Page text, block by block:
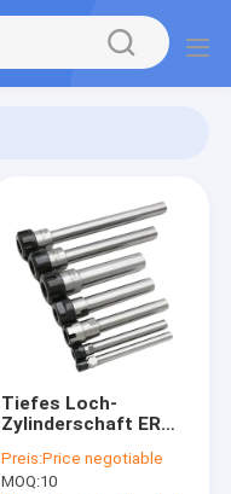
Tiefes Loch-
Zylinderschaft ER
Arbor Alloy
Preis:Price negotiable
MOQ:10